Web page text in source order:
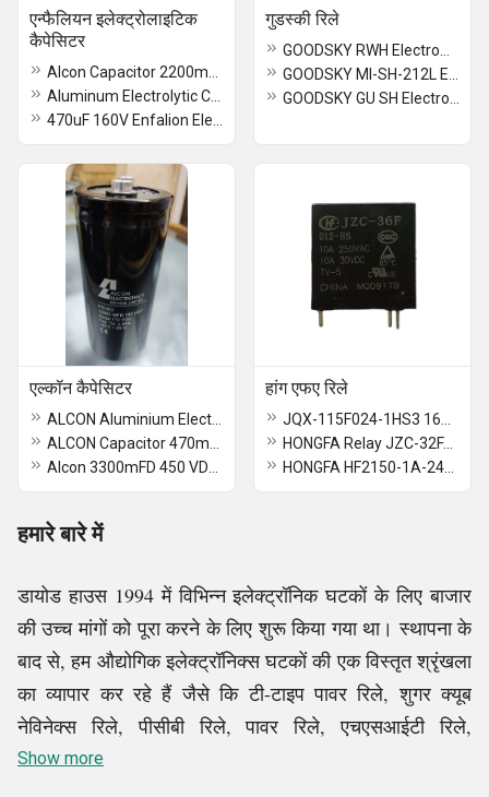
एन्फैलियन इलेक्ट्रोलाइटिक
कैपेसिटर
गुडस्की रिले
एल्कॉन कैपेसिटर हांग एफए रिले
HONGFA Relay JZC-32FA-024-HSL1-555 24VDC 4 Pin Power Relay
हमारे बारे में
डायोड हाउस 1994 में विभिन्न इलेक्ट्रॉनिक घटकों के लिए बाजार
की उच्च मांगों को पूरा करने के लिए शुरू किया गया था। स्थापना के
बाद से, हम औद्योगिक इलेक्ट्रॉनिक्स घटकों की एक विस्तृत श्रृंखला
का व्यापार कर रहे हैं जैसे कि टी-टाइप पावर रिले, शुगर क्यूब
नेविनेक्स रिले, पीसीबी रिले, पावर रिले, एचएसआईटी रिले,
एनफैलियन रिले,
Show more